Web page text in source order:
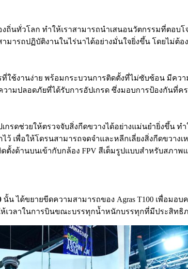
ถิ่นทั่วโลก ทำให้เราสามารถนำเสนอนวัตกรรมที่ตอ
มารถปฏิบัติงานในไร่นาได้อย่างมั่นใจยิ่งขึ้น โดยไม่ต้
ที่ใช้งานง่าย พร้อมกระบวนการติดตั้งที่ไม่ซับซ้อน มีค
ามปลอดภัยที่ได้รับการอัปเกรด ซึ่งมอบการป้องกันที่ค
กรดช่วยให้ตรวจจับสิ่งกีดขวางได้อย่างแม่นยำยิ่งขึ้น
เพื่อให้โดรนสามารถจดจำและหลีกเลี่ยงสิ่งกีดขวา
ตั้งด้านบนเข้ากับกล้อง FPV สีเต็มรูปแบบสำหรับสภ
นั้น ได้ขยายขีดความสามารถของ Agras T100 เพื่อม
เวลาในการบินขณะบรรทุกน้ำหนักบรรทุกที่มีประสิทธิ